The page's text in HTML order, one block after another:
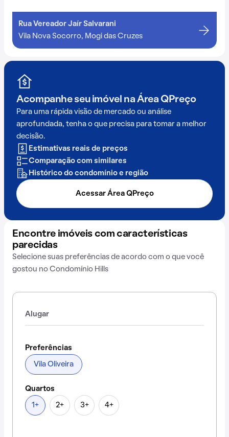
Rua Vereador Jaír Salvarani
Vila Nova Socorro, Mogi das Cruzes
Acompanhe seu imóvel na Área QPreço
Para uma rápida visão de mercado ou análise
aprofundada, tenha o que precisa para tomar a melhor
decisão.
Estimativas reais de preços
Comparação com similares
Histórico do condomínio e região
Acessar Área QPreço
Encontre imóveis com características
parecidas
Selecione suas preferências de acordo com o que você
gostou no Condomínio Hills
Alugar
Preferências
Vila Oliveira
Quartos
1+ 2+ 3+ 4+